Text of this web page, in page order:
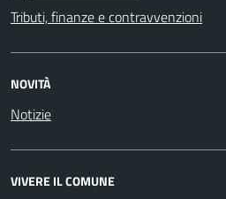
Tributi, finanze e contravvenzioni
NOVITÀ
Notizie
VIVERE IL COMUNE